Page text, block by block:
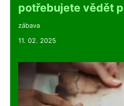
potřebujete vědět
zábava
11. 02. 2025